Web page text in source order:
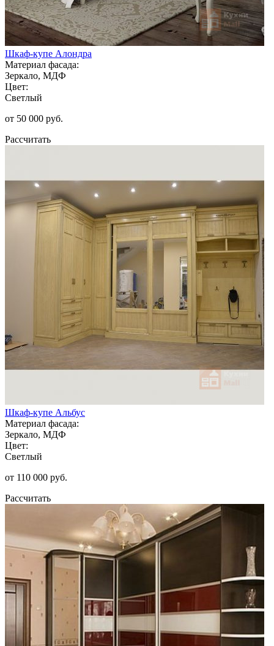
Шкаф-купе Алондра
Материал фасада:
Зеркало, МДФ
Цвет:
Светлый
от 50 000 руб.
Рассчитать
Шкаф-купе Альбус
Материал фасада:
Зеркало, МДФ
Цвет:
Светлый
от 110 000 руб.
Рассчитать